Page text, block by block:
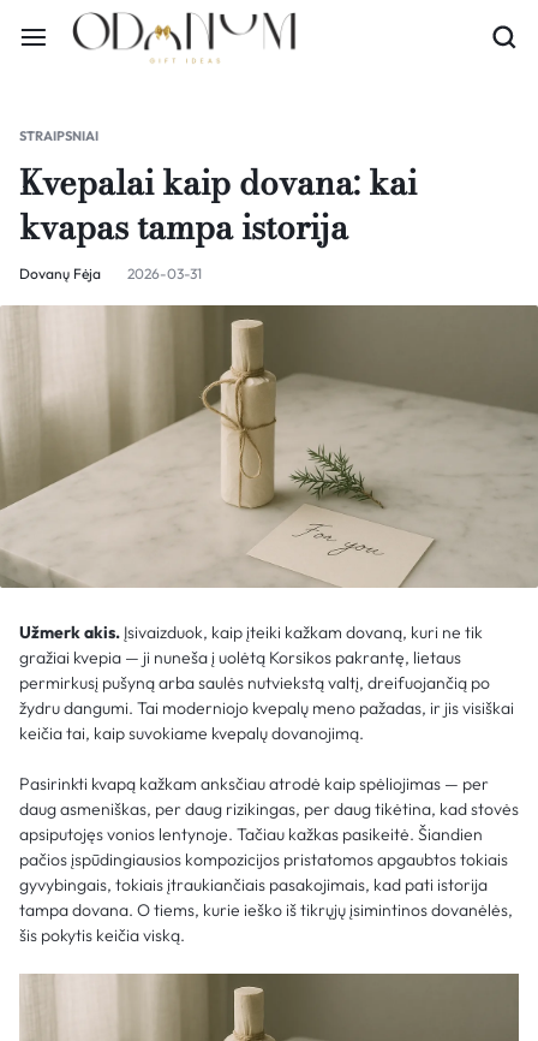
STRAIPSNIAI
Kvepalai kaip dovana: kai
kvapas tampa istorija
Dovanų Fėja 2026-03-31
Užmerk akis. Įsivaizduok, kaip įteiki kažkam dovaną, kuri ne tik
gražiai kvepia — ji nuneša į uolėtą Korsikos pakrantę, lietaus
permirkusį pušyną arba saulės nutviekstą valtį, dreifuojančią po
žydru dangumi. Tai moderniojo kvepalų meno pažadas, ir jis visiškai
keičia tai, kaip suvokiame kvepalų dovanojimą.
Pasirinkti kvapą kažkam anksčiau atrodė kaip spėliojimas — per
daug asmeniškas, per daug rizikingas, per daug tikėtina, kad stovės
apsiputojęs vonios lentynoje. Tačiau kažkas pasikeitė. Šiandien
pačios įspūdingiausios kompozicijos pristatomos apgaubtos tokiais
gyvybingais, tokiais įtraukiančiais pasakojimais, kad pati istorija
tampa dovana. O tiems, kurie ieško iš tikrųjų įsimintinos dovanėlės,
šis pokytis keičia viską.